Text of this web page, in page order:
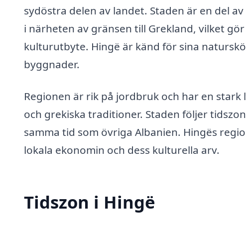
sydöstra delen av landet. Staden är en del
i närheten av gränsen till Grekland, vilket
kulturutbyte. Hingë är känd för sina
byggnader.
Regionen är rik på jordbruk och har en
och grekiska traditioner. Staden följer
samma tid som övriga Albanien. Hingës
lokala ekonomin och dess kulturella arv.
Tidszon i Hingë